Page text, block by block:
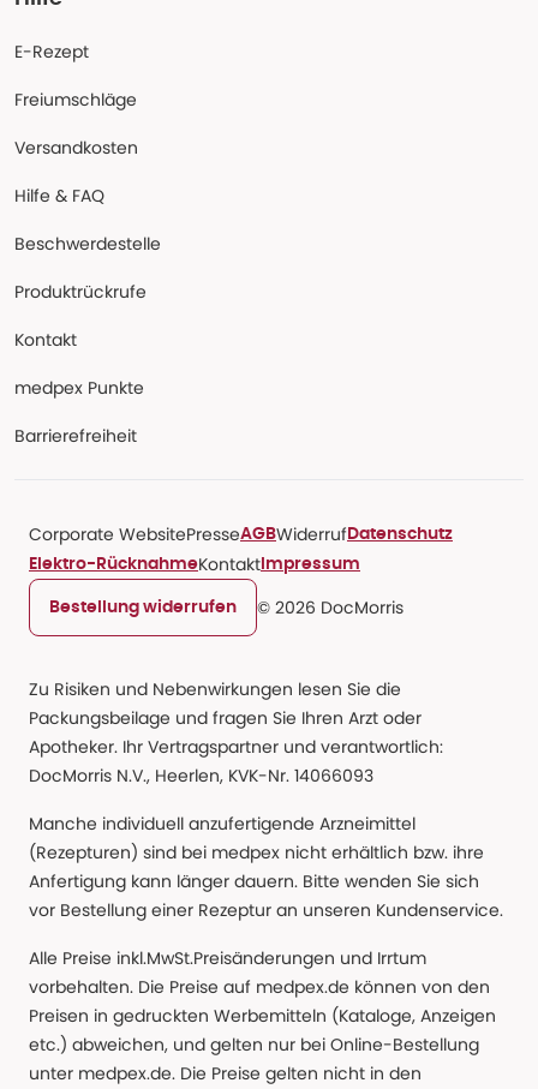
E-Rezept
Freiumschläge
Versandkosten
Hilfe & FAQ
Beschwerdestelle
Produktrückrufe
Kontakt
medpex Punkte
Barrierefreiheit
Corporate WebsitePresseAGBWiderruf Datenschutz
Elektro-RücknahmeKontakt Impressum
Bestellung widerrufen © 2026 DocMorris
Zu Risiken und Nebenwirkungen lesen Sie die
Packungsbeilage und fragen Sie Ihren Arzt oder
Apotheker. Ihr Vertragspartner und verantwortlich:
DocMorris N.V., Heerlen, KVK-Nr. 14066093
Manche individuell anzufertigende Arzneimittel
(Rezepturen) sind bei medpex nicht erhältlich bzw. ihre
Anfertigung kann länger dauern. Bitte wenden Sie sich
vor Bestellung einer Rezeptur an unseren Kundenservice.
Alle Preise inkl.MwSt.Preisänderungen und Irrtum
vorbehalten. Die Preise auf medpex.de können von den
Preisen in gedruckten Werbemitteln (Kataloge, Anzeigen
etc.) abweichen, und gelten nur bei Online-Bestellung
unter medpex.de. Die Preise gelten nicht in den